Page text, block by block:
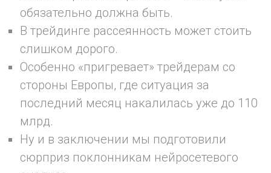
обязательно должна быть.
В трейдинге рассеянность может стоить
слишком дорого.
Особенно «пригревает» трейдерам со
стороны Европы, где ситуация за
последний месяц накалилась уже до 110
млрд.
Ну и в заключении мы подготовили
сюрприз поклонникам нейросетевого